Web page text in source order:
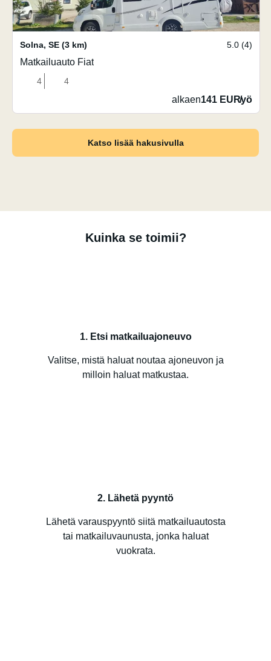
Solna, SE (3 km) 5.0 (4)
Matkailuauto Fiat
4 4
alkaen141 EUR/yö
Katso lisää hakusivulla
Kuinka se toimii?
1. Etsi matkailuajoneuvo
Valitse, mistä haluat noutaa ajoneuvon ja
milloin haluat matkustaa.
2. Lähetä pyyntö
Lähetä varauspyyntö siitä matkailuautosta
tai matkailuvaunusta, jonka haluat
vuokrata.